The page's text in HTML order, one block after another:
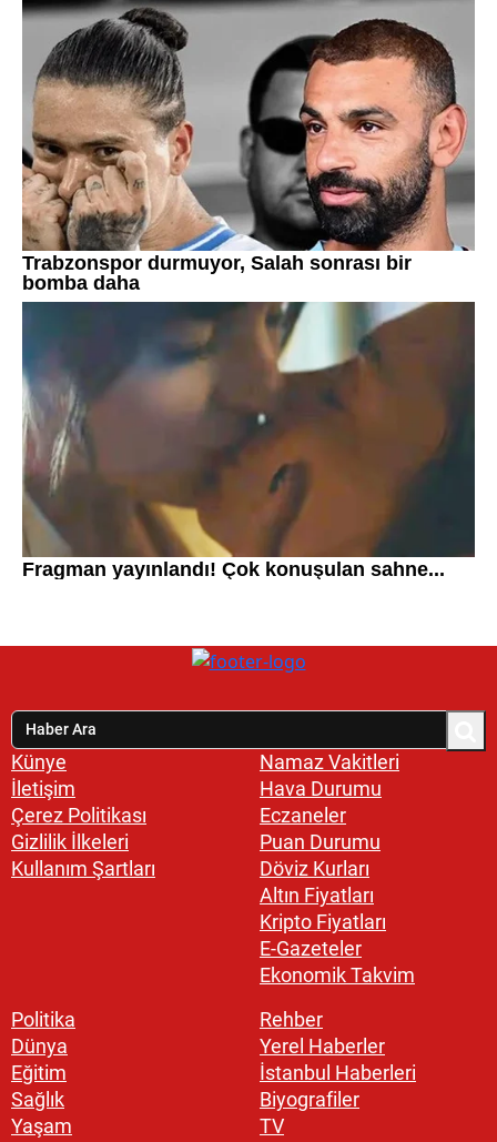
Künye
İletişim
Çerez Politikası
Gizlilik İlkeleri
Kullanım Şartları
Namaz Vakitleri
Hava Durumu
Eczaneler
Puan Durumu
Döviz Kurları
Altın Fiyatları
Kripto Fiyatları
E-Gazeteler
Ekonomik Takvim
Politika
Dünya
Eğitim
Sağlık
Yaşam
Rehber
Yerel Haberler
İstanbul Haberleri
Biyografiler
TV